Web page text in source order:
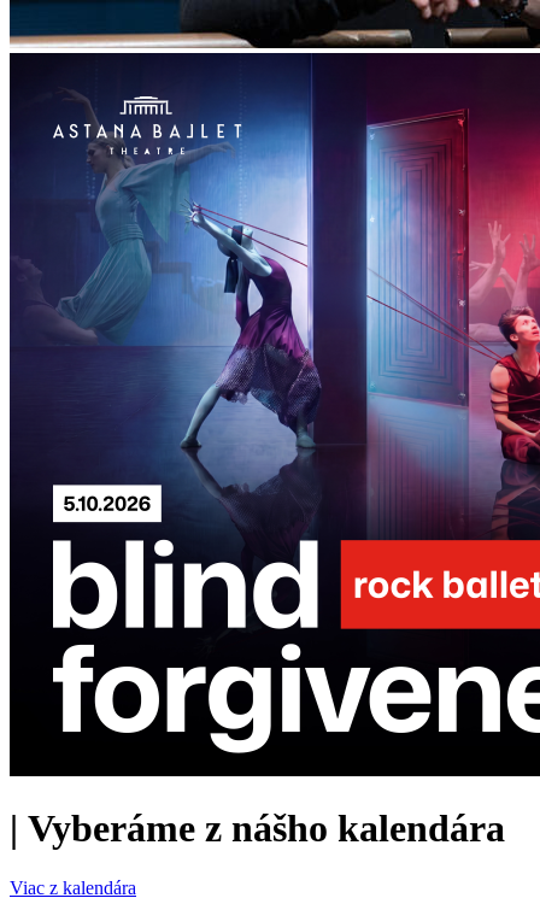
| Vyberáme z nášho kalendára
Viac z kalendára